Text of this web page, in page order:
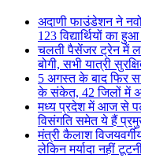
अदाणी फाउंडेशन ने
123 विद्यार्थियों का
चलती पैसेंजर ट्रेन में
बोगी, सभी यात्री
5 अगस्त के बाद फिर
के संकेत, 42 जिलों में
मध्य प्रदेश में आज से
विसंगति समेत ये हैं
मंत्री कैलाश
लेकिन मर्यादा नहीं